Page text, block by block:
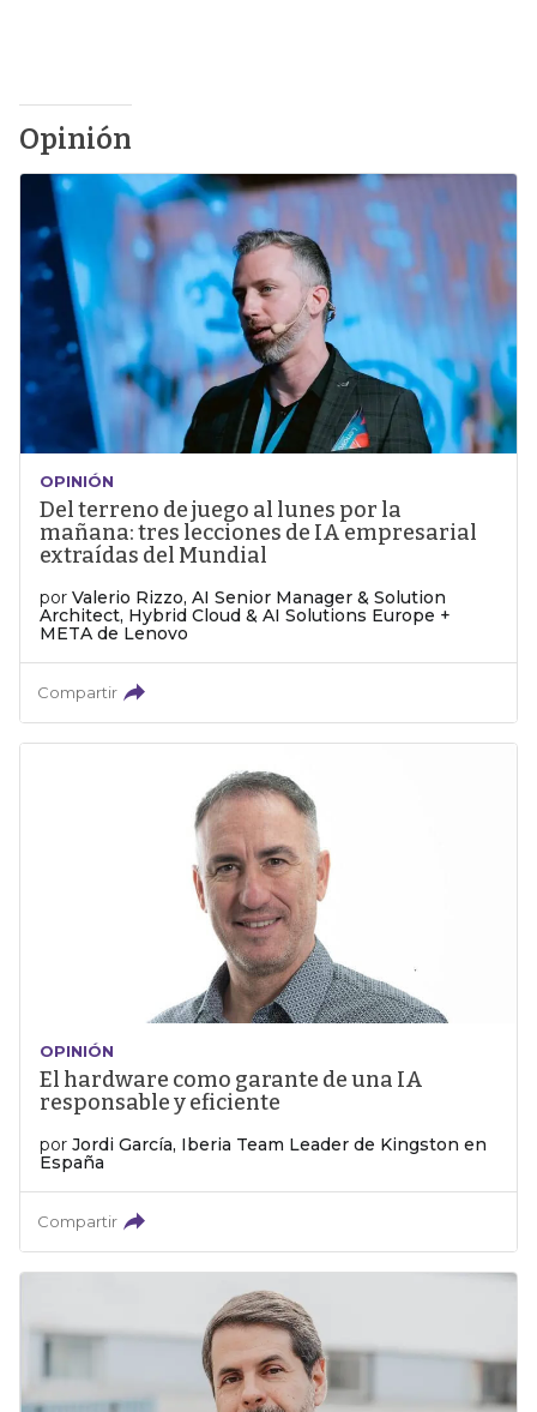
Opinión
OPINIÓN
Del terreno de juego al lunes por la
mañana: tres lecciones de IA empresarial
extraídas del Mundial
por Valerio Rizzo, AI Senior Manager & Solution
Architect, Hybrid Cloud & AI Solutions Europe +
META de Lenovo
Compartir
OPINIÓN
El hardware como garante de una IA
responsable y eficiente
por Jordi García, Iberia Team Leader de Kingston en
España
Compartir